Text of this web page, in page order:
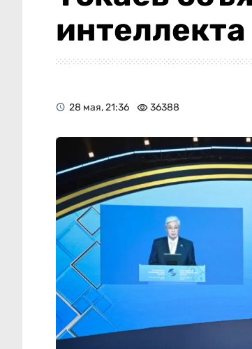
интеллекта
28 мая, 21:36 36388